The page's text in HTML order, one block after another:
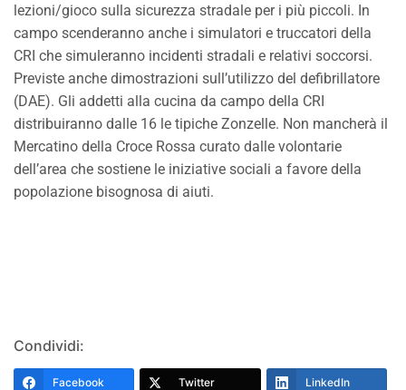
lezioni/gioco sulla sicurezza stradale per i più piccoli. In
campo scenderanno anche i simulatori e truccatori della
CRI che simuleranno incidenti stradali e relativi soccorsi.
Previste anche dimostrazioni sull’utilizzo del defibrillatore
(DAE). Gli addetti alla cucina da campo della CRI
distribuiranno dalle 16 le tipiche Zonzelle. Non mancherà il
Mercatino della Croce Rossa curato dalle volontarie
dell’area che sostiene le iniziative sociali a favore della
popolazione bisognosa di aiuti.
Condividi:
Facebook Twitter LinkedIn